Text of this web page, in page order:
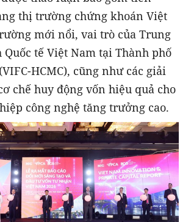
thị trường chứng khoán Việt
mới nổi, vai trò của Trung
tế Việt Nam tại Thành phố
HCMC), cũng như các giải
chế huy động vốn hiệu quả cho
công nghệ tăng trưởng cao.